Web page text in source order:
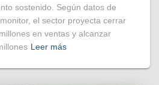
sostenido. Según datos de
el sector proyecta cerrar
en ventas y alcanzar
Leer más